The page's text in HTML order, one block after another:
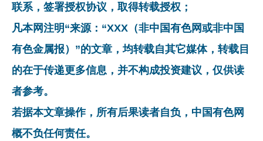
联系，签署授权协议，取得转载授权；
凡本网注明“来源：“XXX（非中国有色网或非中国
有色金属报）”的文章，均转载自其它媒体，转载目
的在于传递更多信息，并不构成投资建议，仅供读
者参考。
若据本文章操作，所有后果读者自负，中国有色网
概不负任何责任。